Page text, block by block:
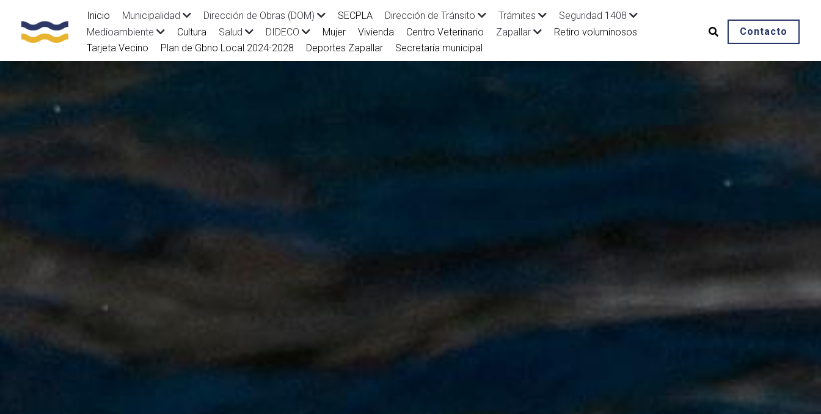
Inicio Municipalidad Dirección de Obras (DOM) SECPLA Dirección de Tránsito Trámites
Seguridad 1408
Medioambiente
Cultura Salud DIDECO Mujer Vivienda Centro Veterinario Zapallar
Retiro voluminosos
Tarjeta Vecino
Plan de Gbno Local 2024-2028 Deportes Zapallar Secretaría municipal
Contacto